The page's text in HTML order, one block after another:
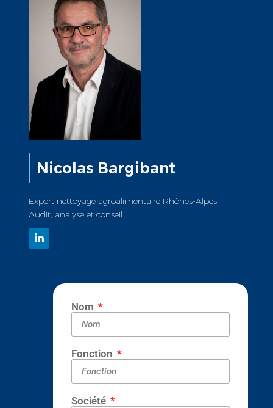
Nicolas Bargibant
Expert nettoyage agroalimentaire Rhônes-Alpes
Audit, analyse et conseil
Nom
Fonction
Société